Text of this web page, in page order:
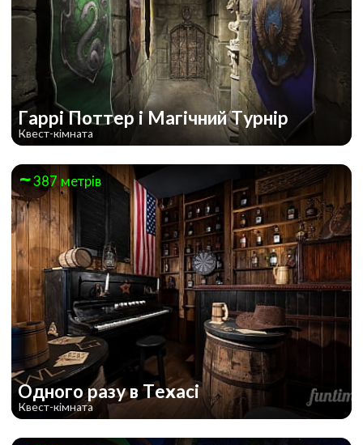
Гаррі Поттер і Магічний Турнір
Квест-кімната
387 метрів
Одного разу в Техасі
Квест-кімната